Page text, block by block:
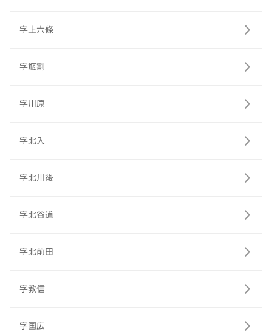
字上六條
字瓶割
字川原
字北入
字北川後
字北谷道
字北前田
字教信
字国広